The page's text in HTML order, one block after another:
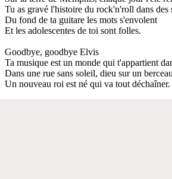
Tu as gravé l'histoire du rock'n'roll dans des
Du fond de ta guitare les mots s'envolent
Et les adolescentes de toi sont folles.
Goodbye, goodbye Elvis
Ta musique est un monde qui t'appartient
Dans une rue sans soleil, dieu sur un
Un nouveau roi est né qui va tout déchaîner.